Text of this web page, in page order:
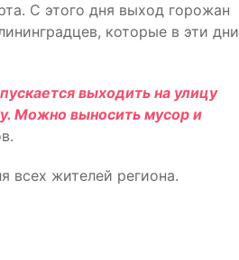
С этого дня выход горожан
которые в эти дни
выходить на улицу
Можно выносить мусор и
всех жителей региона.